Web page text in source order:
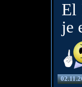
El
je